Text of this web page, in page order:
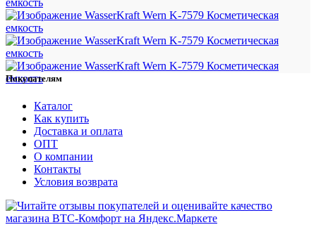
Покупателям
Каталог
Как купить
Доставка и оплата
ОПТ
О компании
Контакты
Условия возврата